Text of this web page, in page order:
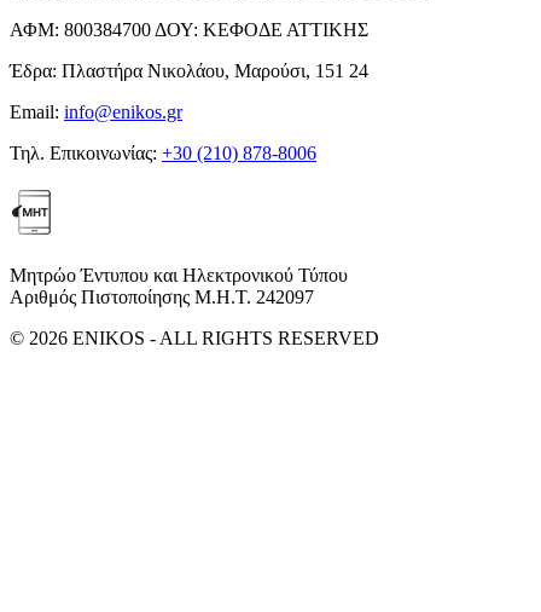
ΑΦΜ: 800384700 ΔΟΥ: ΚΕΦΟΔΕ ΑΤΤΙΚΗΣ
Έδρα: Πλαστήρα Νικολάου, Μαρούσι, 151 24
Email: info@enikos.gr
Τηλ. Επικοινωνίας: +30 (210) 878-8006
Μητρώο Έντυπου και Ηλεκτρονικού Τύπου
Αριθμός Πιστοποίησης Μ.Η.Τ. 242097
© 2026 ENIKOS - ALL RIGHTS RESERVED